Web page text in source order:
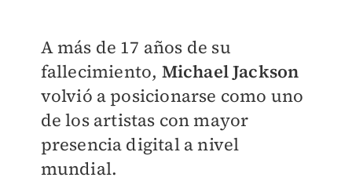
A más de 17 años de su
fallecimiento, Michael Jackson
volvió a posicionarse como uno
de los artistas con mayor
presencia digital a nivel
mundial.